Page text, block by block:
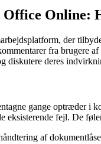
Office Online:
der
fra brugere
diskutere deres
gange optræder i
eksisterende fejl. De
af